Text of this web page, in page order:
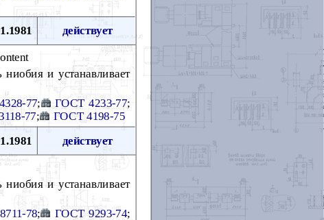
действует
ниобия и устанавливает
77; ГОСТ 4233-77;
77; ГОСТ 4198-75
действует
ниобия и устанавливает
78; ГОСТ 9293-74;